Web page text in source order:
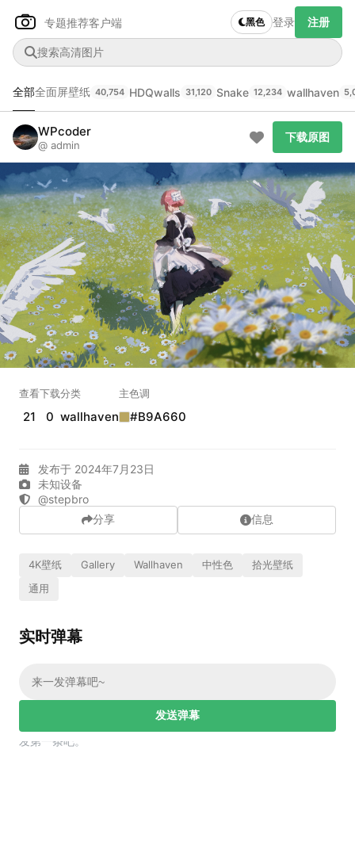
专题推荐客户端 黑色 登录 注册
全部全面屏壁纸 40,754 HDQwalls 31,120 Snake 12,234 wallhaven
WPcoder
@ admin
下载原图
查看
21
下载
0
分类
wallhaven
主色调
#B9A660
发布于 2024年7月23日
未知设备
@stepbro
分享 信息
4K壁纸 Gallery Wallhaven 中性色
拾光壁纸
通用
实时弹幕
发送弹幕
，发第一条吧。
下载原图
查看
--
下载
--
分类
-- --
发布
未知设备
在主题许可下可免费使用
分享 信息
实时弹幕
弹幕会在下方多行滚动展示；匿名发送有数量和频率限制。
加载弹幕...
正在生成支付二维码...